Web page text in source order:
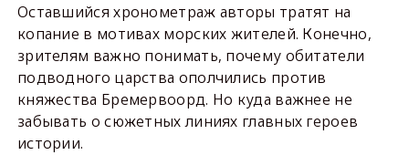
Оставшийся хронометраж авторы тратят на
копание в мотивах морских жителей. Конечно,
зрителям важно понимать, почему обитатели
подводного царства ополчились против
княжества Бремервоорд. Но куда важнее не
забывать о сюжетных линиях главных героев
истории.